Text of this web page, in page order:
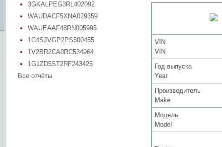
3GKALPEG3RL402092
WAUDACF5XNA029359
WAUEAAF48RN005995
1C4SJVGP2PS500455
1V2BR2CA0RC534964
1G1ZD5ST2RF243425
Все отчёты
VIN
VIN
Год выпуска
Year
Производитель
Make
Модель
Model